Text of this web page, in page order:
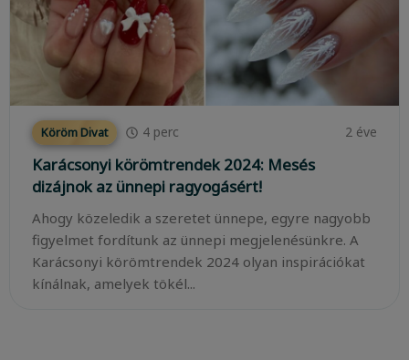
Köröm Divat 4 perc 2 éve
Karácsonyi körömtrendek 2024: Mesés
dizájnok az ünnepi ragyogásért!
Ahogy közeledik a szeretet ünnepe, egyre nagyobb
figyelmet fordítunk az ünnepi megjelenésünkre. A
Karácsonyi körömtrendek 2024 olyan inspirációkat
kínálnak, amelyek tökél...